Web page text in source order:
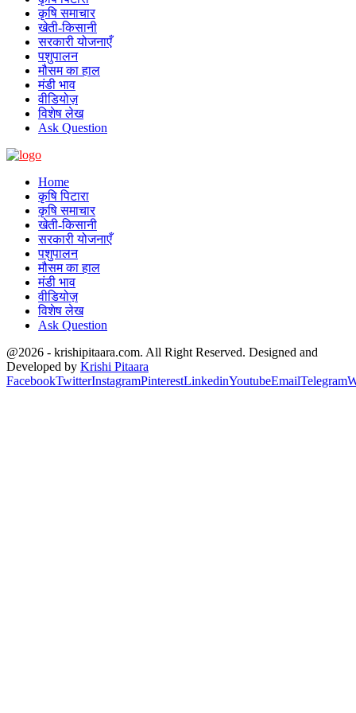
कृषि समाचार
खेती-किसानी
सरकारी योजनाएँ
पशुपालन
मौसम का हाल
मंडी भाव
वीडियोज़
विशेष लेख
Ask Question
Home
कृषि पिटारा
कृषि समाचार
खेती-किसानी
सरकारी योजनाएँ
पशुपालन
मौसम का हाल
मंडी भाव
वीडियोज़
विशेष लेख
Ask Question
@2026 - krishipitaara.com. All Right Reserved. Designed and
Developed by Krishi Pitaara
FacebookTwitterInstagramPinterestLinkedinYoutubeEmailTelegram